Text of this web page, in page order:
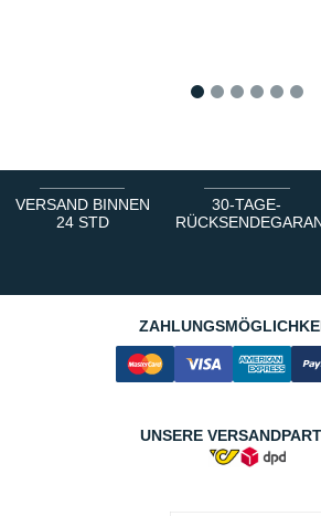
VERSAND BINNEN
24 STD
30-TAGE-
UNSERE